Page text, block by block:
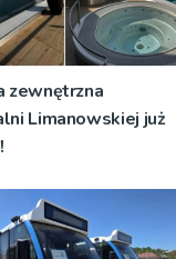
zewnętrzna
Limanowskiej już